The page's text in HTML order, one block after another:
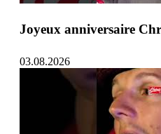
Joyeux anniversaire
03.08.2026